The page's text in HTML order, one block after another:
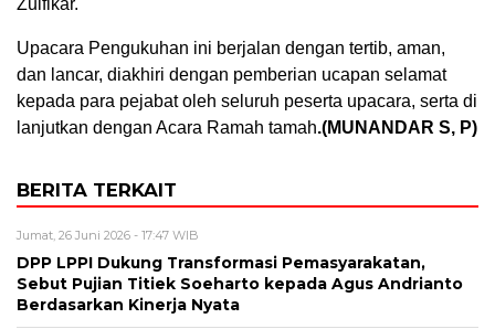
Upacara Pengukuhan ini berjalan dengan tertib, aman,
dan lancar, diakhiri dengan pemberian ucapan selamat
kepada para pejabat oleh seluruh peserta upacara, serta di
lanjutkan dengan Acara Ramah tamah.(MUNANDAR S, P)
BERITA TERKAIT
Jumat, 26 Juni 2026 - 17:47 WIB
DPP LPPI Dukung Transformasi Pemasyarakatan,
Sebut Pujian Titiek Soeharto kepada Agus Andrianto
Berdasarkan Kinerja Nyata